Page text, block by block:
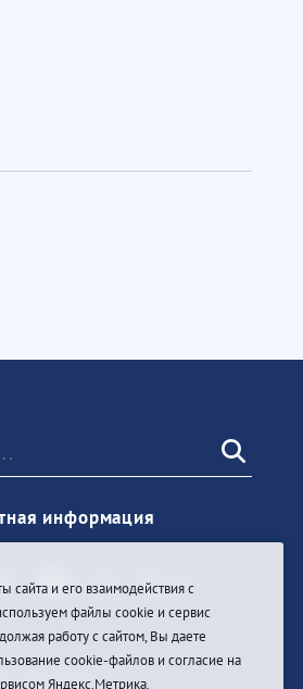
информация
сайта и его взаимодействия с
файлы cookie и сервис
работу с сайтом, Вы даете
cookie-файлов и согласие на
Яндекс.Метрика.